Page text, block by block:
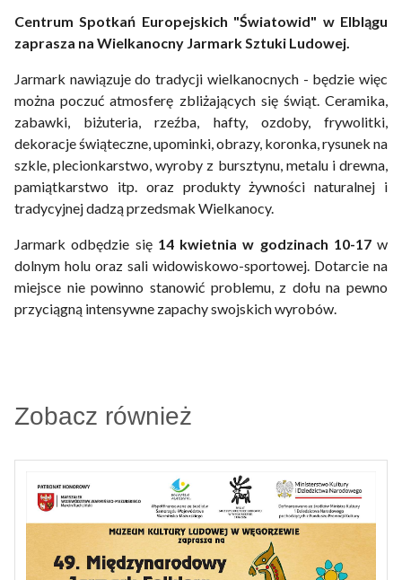
Centrum Spotkań Europejskich "Światowid" w Elblągu
zaprasza na Wielkanocny Jarmark Sztuki Ludowej.
Jarmark nawiązuje do tradycji wielkanocnych - będzie więc
można poczuć atmosferę zbliżających się świąt. Ceramika,
zabawki, biżuteria, rzeźba, hafty, ozdoby, frywolitki,
dekoracje świąteczne, upominki, obrazy, koronka, rysunek na
szkle, plecionkarstwo, wyroby z bursztynu, metalu i drewna,
pamiątkarstwo itp. oraz produkty żywności naturalnej i
tradycyjnej dadzą przedsmak Wielkanocy.
Jarmark odbędzie się 14 kwietnia w godzinach 10-17w
dolnym holu oraz sali widowiskowo-sportowej. Dotarcie na
miejsce nie powinno stanowić problemu, z dołu na pewno
przyciągną intensywne zapachy swojskich wyrobów.
Zobacz również